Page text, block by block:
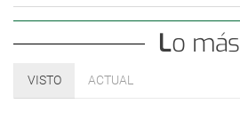
Lo más
VISTO ACTUAL